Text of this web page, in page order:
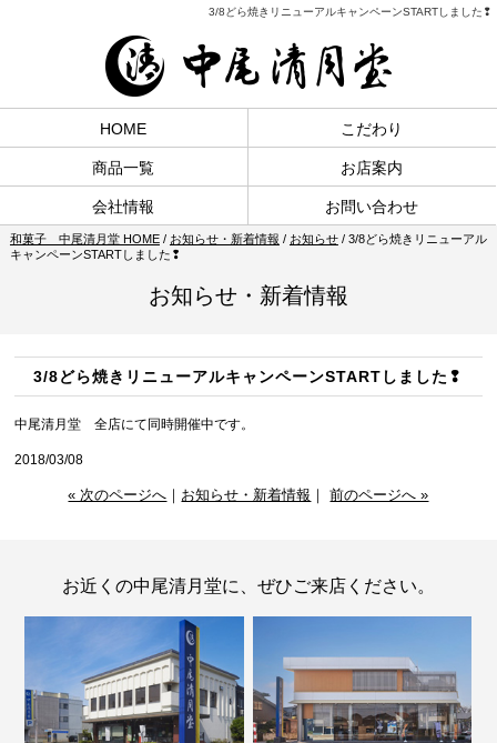
3/8どら焼きリニューアルキャンペーンSTARTしました❢
HOME こだわり
商品一覧 お店案内
会社情報 お問い合わせ
和菓子 中尾清月堂 HOME/ お知らせ・新着情報 / お知らせ/ 3/8どら焼きリニューアル
キャンペーンSTARTしました❢
お知らせ・新着情報
3/8どら焼きリニューアルキャンペーンSTARTしました❢
中尾清月堂 全店にて同時開催中です。
2018/03/08
« 次のページへ ｜ お知らせ・新着情報 ｜前のページへ »
お近くの中尾清月堂に、ぜひご来店ください。